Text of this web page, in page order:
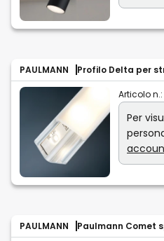
PAULMANN Profilo Delta per
Articolo n.:
Per
PAULMANN Paulmann Comet